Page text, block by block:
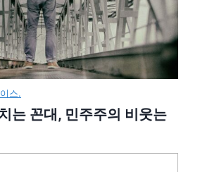
스.
는 꼰대, 민주주의 비웃는